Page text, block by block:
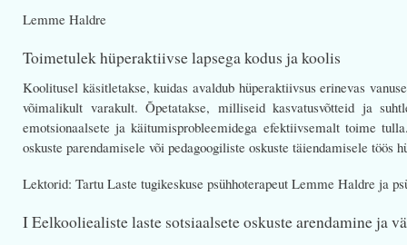
Lemme Haldre
Toimetulek hüperaktiivse lapsega kodus ja koolis
Koolitusel käsitletakse, kuidas avaldub hüperaktiivsus erinevas
võimalikult varakult. Õpetatakse, milliseid kasvatusvõtteid ja
emotsionaalsete ja käitumisprobleemidega efektiivsemalt toime
oskuste parendamisele või pedagoogiliste oskuste täiendamisele töös
Lektorid: Tartu Laste tugikeskuse psühhoterapeut Lemme Haldre ja
I Eelkooliealiste laste sotsiaalsete oskuste arendamine ja